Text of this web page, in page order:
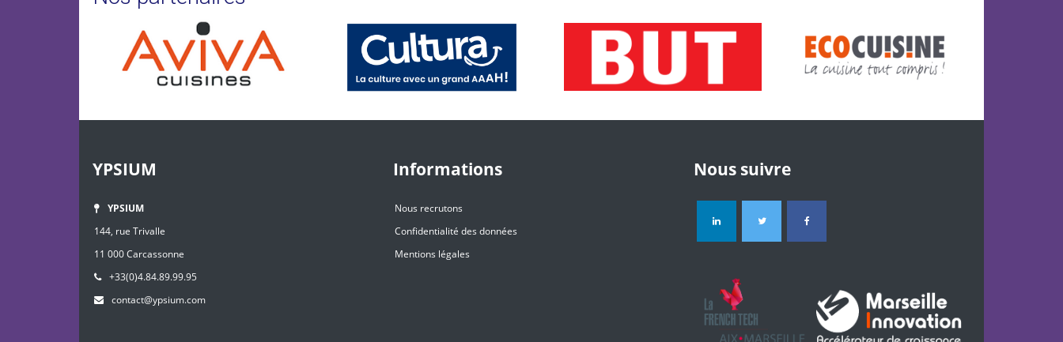
YPSIUM
YPSIUM
144, rue Trivalle
11 000 Carcassonne
+33(0)4.84.89.99.95
contact@ypsium.com
Informations
Nous recrutons
Confidentialité des données
Mentions légales
Nous suivre